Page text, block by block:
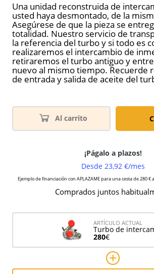
Una unidad reconstruida de
usted haya desmontado, de la
Asegúrese de que la pieza se
totalidad. Nuestro servicio de
la referencia del turbo y si todo es
realizaremos el intercambio de
retiraremos el turbo antiguo y
nuevo al mismo tiempo. Recuerde
de entrada y salida de aceite del
Al carrito
Comprados juntos
ARTÍCULO ACTUAL
Turbo de
280€